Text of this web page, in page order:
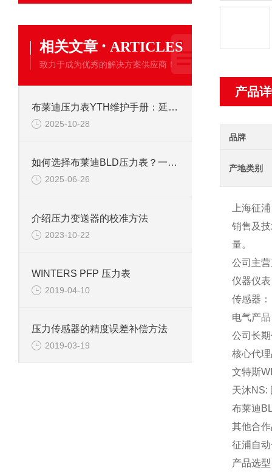
产品
品牌
产地类别
上海征
销售及
量。
公司主
仪器仪
传感器
电气产
公司长
核心代
文特斯
天沐NS:
布莱迪
其他合
征浦自
产品选
相关文章 · ARTICLES
致力于成为优秀的解决方案供应商！
布莱迪压力表YTH维护手册：延长使用寿命的校准与保养技巧
2025-10-28
如何选择布莱迪BLD压力表？一文看懂法兰安装与螺纹连接差异
2025-06-26
介绍压力变送器的校准方法
2023-10-22
WINTERS PFP 压力表
2019-04-10
压力传感器的精度误差补偿方法
2019-03-19